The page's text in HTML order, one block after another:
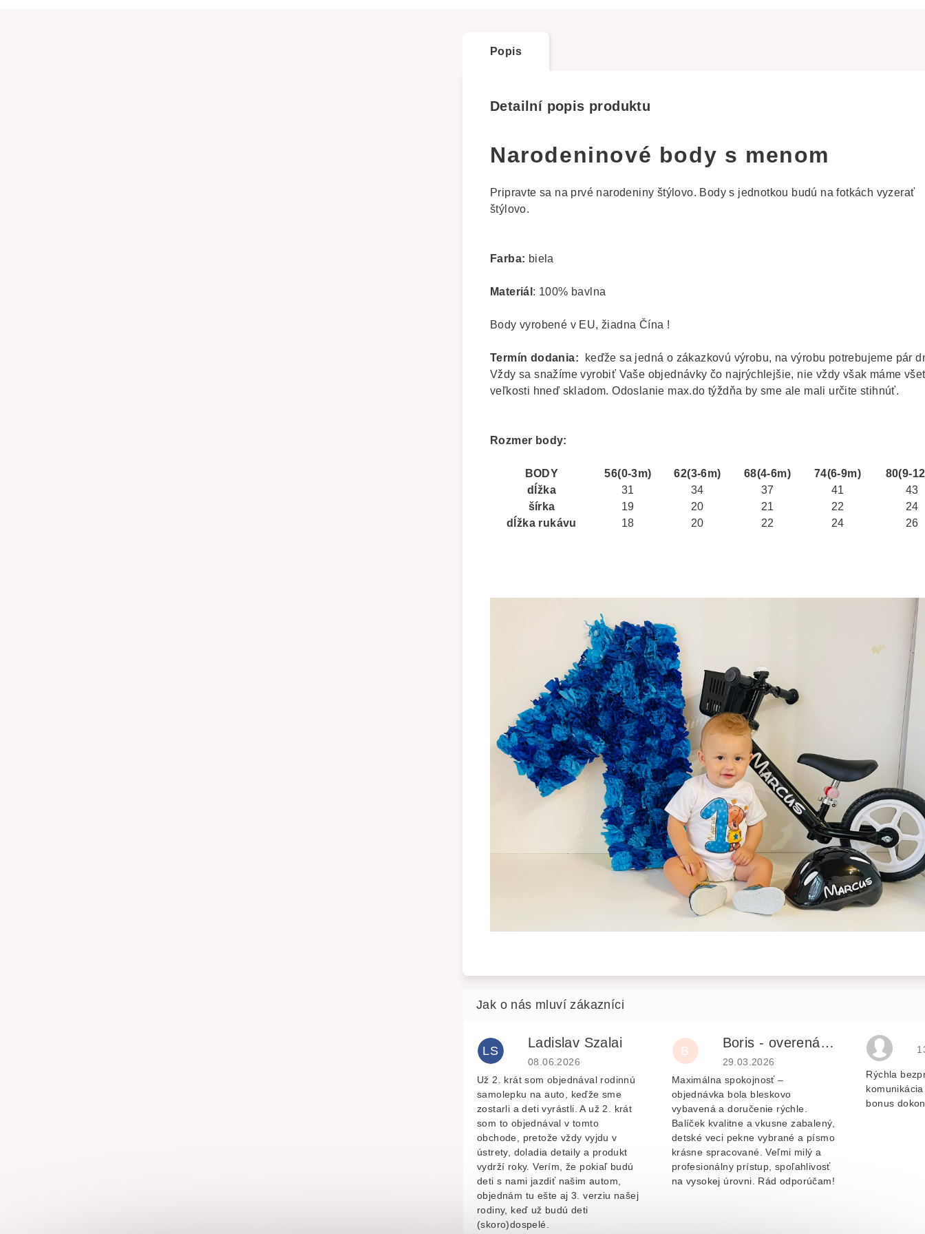
Popis
Detailní popis produktu
Narodeninové body s menom
Pripravte sa na prvé narodeniny štýlovo. Body s jednotkou budú na fotkách vyzerať
štýlovo.
Farba: biela
Materiál : 100% bavlna
Body vyrobené v EU, žiadna Čína !
Termín dodania:
keďže sa jedná o zákazkovú výrobu, na výrobu potrebujeme pár
Vždy sa snažíme vyrobiť Vaše objednávky čo najrýchlejšie, nie vždy však máme
veľkosti hneď skladom. Odoslanie max.do týždňa by sme ale mali určite stihnúť.
Rozmer body:
BODY 56(0-3m) 62(3-6m) 68(4-6m) 74(6-9m)
80(9-
dĺžka
31 34 37 41
43
šírka
19 20 21 22
24
dĺžka rukávu
18 20 22 24 26
LS
Ladislav Szalai
Hodnocení obchodu je 5 z 5 hvězdiček.
08.06.2026
Už 2. krát som objednával rodinnú
samolepku na auto, keďže sme
zostarli a deti vyrástli. A už 2. krát
som to objednával v tomto
obchode, pretože vždy vyjdu v
ústrety, doladia detaily a produkt
vydrží roky. Verím, že pokiaľ budú
deti s nami jazdiť našim autom,
objednám tu ešte aj 3. verziu našej
rodiny, keď už budú deti
(skoro)dospelé.
B
Boris - overená recenzia
Hodnocení obchodu je 5 z 5 hvězdiček.
29.03.2026
Maximálna spokojnosť –
objednávka bola bleskovo
vybavená a doručenie rýchle.
Balíček kvalitne a vkusne zabalený,
detské veci pekne vybrané a písmo
krásne spracované. Veľmi milý a
profesionálny prístup, spoľahlivosť
na vysokej úrovni. Rád odporúčam!
Rýchla
bonus